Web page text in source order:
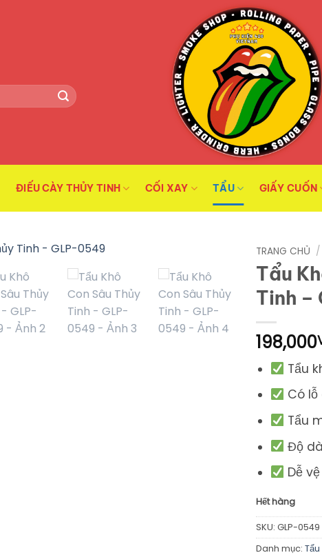
ĐIẾU CÀY THỦY TINH CỐI XAY TẨU GIẤY CUỐN
TRANG CHỦ /
Tẩu
Tinh –
198,000
Tẩu
Có
Tẩu
Độ
Dễ
Hết hàng
SKU: GLP-0549
Danh mục: